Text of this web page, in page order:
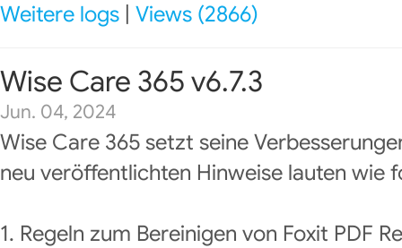
Weitere logs Views (2866)
Wise Care 365 v6.7.3
Jun. 04, 2024
Wise Care 365 setzt seine
neu veröffentlichten Hinweise lauten wie
1. Regeln zum Bereinigen von Foxit PDF